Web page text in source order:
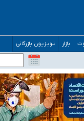
بازار تلویزیون بازرگانی
می‌شود